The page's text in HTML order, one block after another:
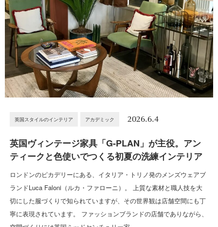
英国スタイルのインテリア アカデミック 2026.6.4
英国ヴィンテージ家具「G-PLAN」が主役。アン
ティークと色使いでつくる初夏の洗練インテリア
ロンドンのピカデリーにある、イタリア・トリノ発のメンズウェアブ
ランドLuca Faloni（ルカ・ファローニ）。 上質な素材と職人技を大
切にした服づくりで知られていますが、その世界観は店舗空間にも丁
寧に表現されています。 ファッションブランドの店舗でありながら、